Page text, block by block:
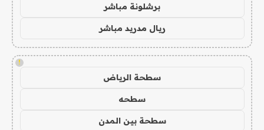
برشلونة مباشر
ريال مدريد مباشر
!
سطحة الرياض
سطحه
سطحة بين المدن